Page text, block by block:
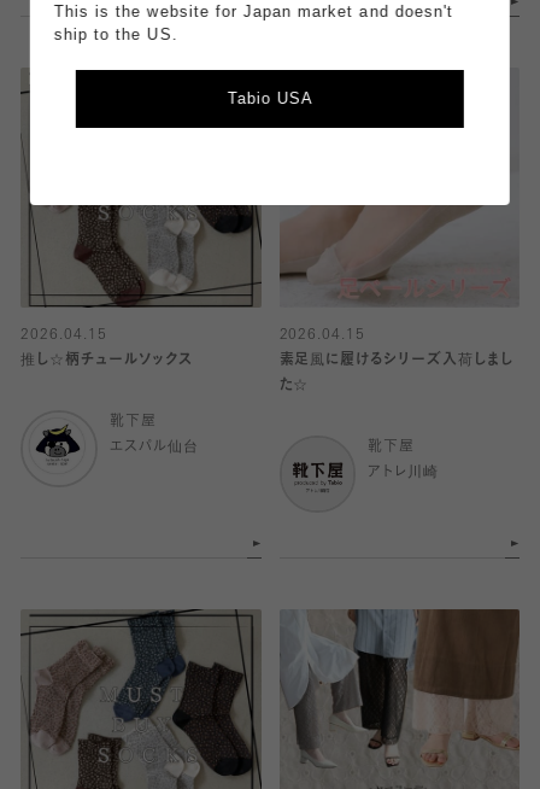
2026.04.15
推し☆柄チュールソックス
靴下屋
エスパル仙台
2026.04.15
素足風に履けるシリーズ入荷しまし
た☆
靴下屋
アトレ川崎
This is the website for Japan market and doesn't
ship to the US.
Tabio USA